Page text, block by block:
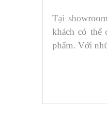
Tại
khách có thể
phẩm. Với